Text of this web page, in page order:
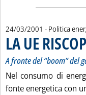
24/03/2001 - Politica
LA UE
A fronte del “boom” del
Nel consumo di
fonte energetica con